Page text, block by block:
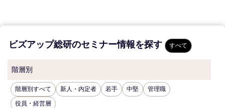
ビズアップ総研のセミナー情報を探す すべて
階層別
階層別すべて 新人・内定者 若手 中堅 管理職
役員・経営層